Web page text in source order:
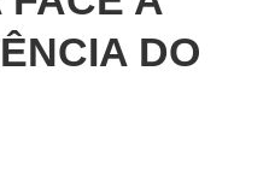
DO